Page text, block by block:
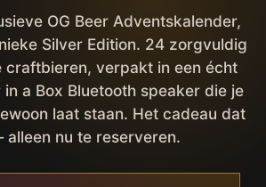
OG Beer Adventskalender,
Silver Edition. 24 zorgvuldig
craftbieren, verpakt in een écht
a Box Bluetooth speaker die je
laat staan. Het cadeau dat
nu te reserveren.